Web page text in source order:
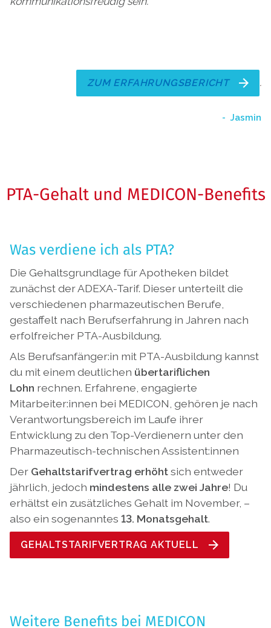
ZUM ERFAHRUNGSBERICHT .
Jasmin
PTA-Gehalt und MEDICON-Benefits
Was verdiene ich als PTA?
Die Gehaltsgrundlage für Apotheken bildet
zunächst der ADEXA-Tarif. Dieser unterteilt die
verschiedenen pharmazeutischen Berufe,
gestaffelt nach Berufserfahrung in Jahren nach
erfolfreicher PTA-Ausbildung.
Als Berufsanfänger:in mit PTA-Ausbildung kannst
du mit einem deutlichen übertariflichen
Lohn rechnen. Erfahrene, engagierte
Mitarbeiter:innen bei MEDICON, gehören je nach
Verantwortungsbereich im Laufe ihrer
Entwicklung zu den Top-Verdienern unter den
Pharmazeutisch-technischen Assistent:innen
Der Gehaltstarifvertrag erhöhtsich entweder
jährlich, jedoch mindestens alle zwei Jahre! Du
erhältst ein zusätzliches Gehalt im November, –
also ein sogenanntes 13. Monatsgehalt.
GEHALTSTARIFVERTRAG AKTUELL
Weitere Benefits bei MEDICON